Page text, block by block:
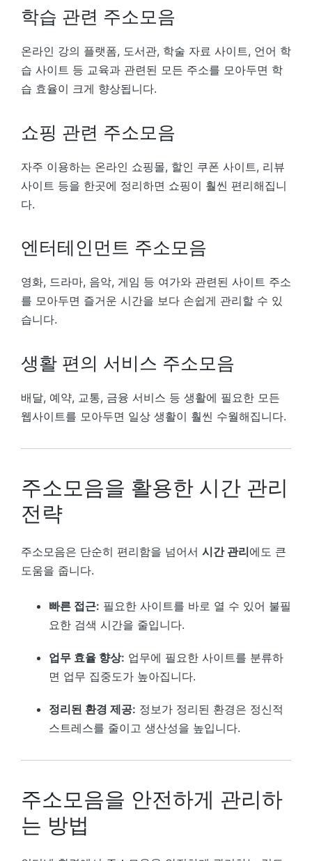
학습 관련 주소모음
온라인 강의 플랫폼, 도서관, 학술 자료 사이트, 언어 학
습 사이트 등 교육과 관련된 모든 주소를 모아두면 학
습 효율이 크게 향상됩니다.
쇼핑 관련 주소모음
자주 이용하는 온라인 쇼핑몰, 할인 쿠폰 사이트, 리뷰
사이트 등을 한곳에 정리하면 쇼핑이 훨씬 편리해집니
다.
엔터테인먼트 주소모음
영화, 드라마, 음악, 게임 등 여가와 관련된 사이트 주소
를 모아두면 즐거운 시간을 보다 손쉽게 관리할 수 있
습니다.
생활 편의 서비스 주소모음
배달, 예약, 교통, 금융 서비스 등 생활에 필요한 모든
웹사이트를 모아두면 일상 생활이 훨씬 수월해집니다.
주소모음을 활용한 시간 관리
전략
주소모음은 단순히 편리함을 넘어서 시간 관리에도 큰
도움을 줍니다.
빠른 접근: 필요한 사이트를 바로 열 수 있어 불필
요한 검색 시간을 줄입니다.
업무 효율 향상: 업무에 필요한 사이트를 분류하
면 업무 집중도가 높아집니다.
정리된 환경 제공: 정보가 정리된 환경은 정신적
스트레스를 줄이고 생산성을 높입니다.
주소모음을 안전하게 관리하
는 방법